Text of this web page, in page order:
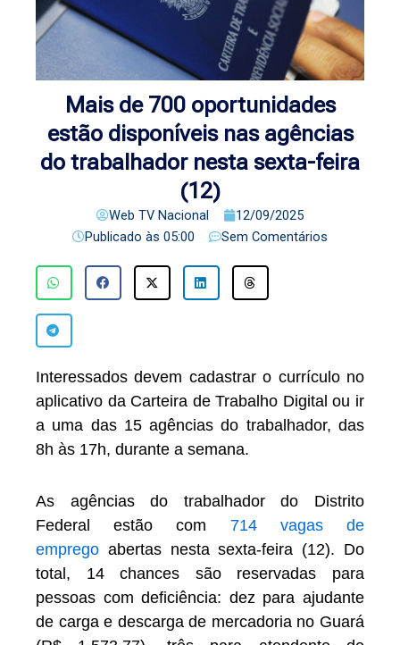
Mais de 700 oportunidades
estão disponíveis nas agências
do trabalhador nesta sexta-feira
(12)
Web TV Nacional
12/09/2025
Publicado às 05:00 Sem Comentários
Interessados devem cadastrar o currículo no
aplicativo da Carteira de Trabalho Digital ou ir
a uma das 15 agências do trabalhador, das
8h às 17h, durante a semana.
As agências do trabalhador do Distrito
Federal estão com 714 vagas de
emprego abertas nesta sexta-feira (12). Do
total, 14 chances são reservadas para
pessoas com deficiência: dez para ajudante
de carga e descarga de mercadoria no Guará